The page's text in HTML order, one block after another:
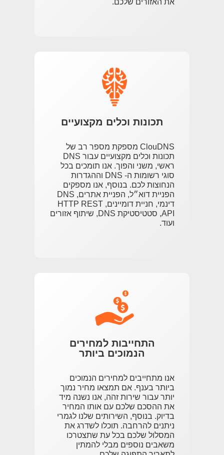
תכונות וכלים מקצועיים
ClouDNS מספקת מספר רב של
תכונות וכלים מקצועיים עבור DNS
ראשי, משני והפוך. אנו תומכים בכל
סוגי רשומות ה- DNS וההגדרות
הנחוצות לכם. בנוסף, אנו מספקים
הפניית דוא״ל, הפניית אתרים, DNS
דינמי, חניית דומיינים, HTTP REST
API, סטטיסטיקת DNS, שיתוף אזורים
ועוד.
התחייבות למחירים
הנמוכים ביותר
אנו מתחייבים למחירים הנמוכים
ביותר בענף. אם תמצאו מחיר נמוך
יותר עבור שירות זהה, אנו נשנה מיד
את ההסכם שלכם עם אותו המחיר
בדיוק. בנוסף, השירותים שלנו לגמרי
ניתנים להרחבה. תוכלו לשדרג את
המסלול שלכם בכל עת שתצטרכו
משאבים נוספים מבלי להמתין